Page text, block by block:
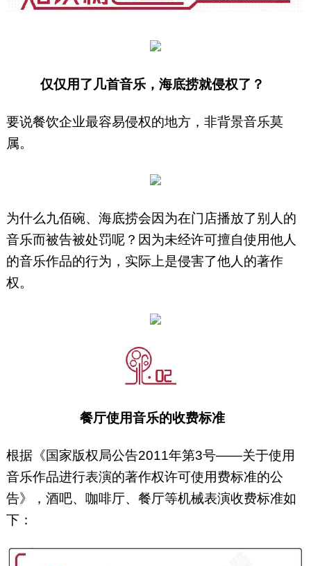
仅仅用了几首音乐，海底捞就侵权了？
要说餐饮企业最容易侵权的地方，非背景音乐莫
属。
为什么九佰碗、海底捞会因为在门店播放了别人的
音乐而被告被处罚呢？因为未经许可擅自使用他人
的音乐作品的行为，实际上是侵害了他人的著作
权。
餐厅使用音乐的收费标准
根据《国家版权局公告2011年第3号——关于使用
音乐作品进行表演的著作权许可使用费标准的公
告》，酒吧、咖啡厅、餐厅等机械表演收费标准如
下：